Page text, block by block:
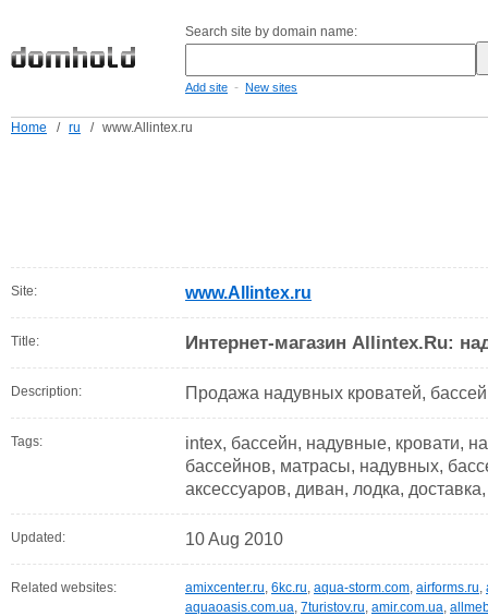
Search site by domain name:
Add site - New sites
Home / ru / www.Allintex.ru
Site: www.Allintex.ru
Title: Интернет-магазин Allintex.Ru:
Description: Продажа надувных кроватей,
Tags:
intex, бассейн, надувные, кровати,
бассейнов, матрасы, надувных,
аксессуаров, диван, лодка,
Updated: 10 Aug 2010
Related websites: amixcenter.ru, 6kc.ru, aqua-storm.com, airforms.ru,
aquaoasis.com.ua, 7turistov.ru, amir.com.ua,